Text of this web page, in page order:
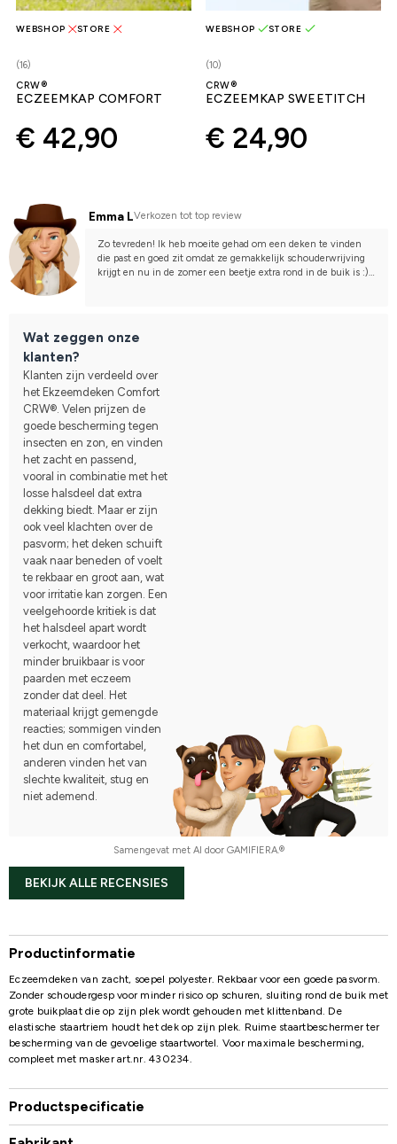
(16)
WEBSHOP STORE
CRW®
ECZEEMKAP COMFORT
€ 42,90
(10)
WEBSHOP STORE
CRW®
ECZEEMKAP SWEETITCH
€ 24,90
Emma LVerkozen tot top review
Zo tevreden! Ik heb moeite gehad om een deken te vinden
die past en goed zit omdat ze gemakkelijk schouderwrijving
krijgt en nu in de zomer een beetje extra rond in de buik is :)
Wat zeggen onze
klanten?
Klanten zijn verdeeld over
het Ekzeemdeken Comfort
CRW®. Velen prijzen de
goede bescherming tegen
insecten en zon, en vinden
het zacht en passend,
vooral in combinatie met het
losse halsdeel dat extra
dekking biedt. Maar er zijn
ook veel klachten over de
pasvorm; het deken schuift
vaak naar beneden of voelt
te rekbaar en groot aan, wat
voor irritatie kan zorgen. Een
veelgehoorde kritiek is dat
het halsdeel apart wordt
verkocht, waardoor het
minder bruikbaar is voor
paarden met eczeem
zonder dat deel. Het
materiaal krijgt gemengde
reacties; sommigen vinden
het dun en comfortabel,
anderen vinden het van
slechte kwaliteit, stug en
niet ademend.
Samengevat met AI door GAMIFIERA.®
BEKIJK ALLE RECENSIES
Productinformatie
Eczeemdeken van zacht, soepel polyester. Rekbaar voor een goede pasvorm.
Zonder schoudergesp voor minder risico op schuren, sluiting rond de buik met
grote buikplaat die op zijn plek wordt gehouden met klittenband. De
elastische staartriem houdt het dek op zijn plek. Ruime staartbeschermer ter
bescherming van de gevoelige staartwortel. Voor maximale bescherming,
compleet met masker art.nr. 430234.
Productspecificatie